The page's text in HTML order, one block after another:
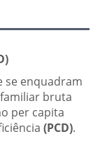
se enquadram
bruta
per capita
(PCD).